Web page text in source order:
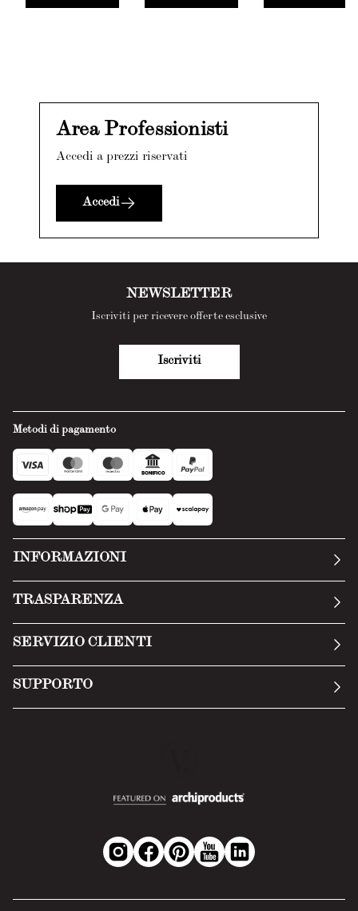
Area Professionisti
Accedi a prezzi riservati
Accedi
Metodi di pagamento
INFORMAZIONI
TRASPARENZA
Privacy Policy
SERVIZIO CLIENTI
SUPPORTO
NEWSLETTER
Iscriviti per ricevere offerte esclusive
Iscriviti